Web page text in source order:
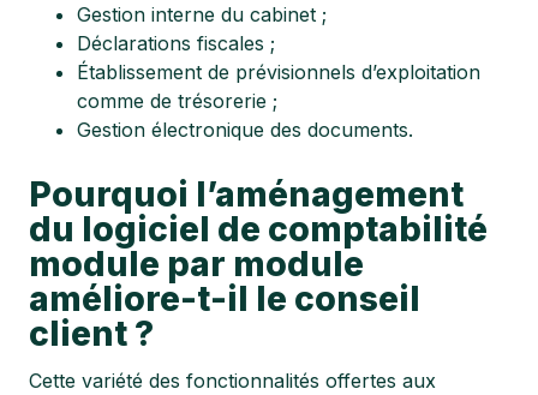
Gestion interne du cabinet ;
Déclarations fiscales ;
Établissement de prévisionnels d’exploitation
comme de trésorerie ;
Gestion électronique des documents.
Pourquoi l’aménagement
du logiciel de comptabilité
module par module
améliore-t-il le conseil
client ?
Cette variété des fonctionnalités offertes aux